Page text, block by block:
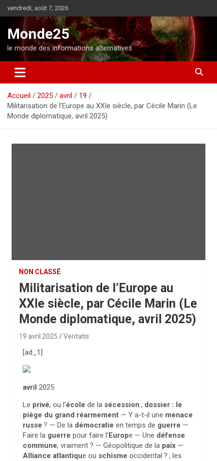
l
o
n
vendredi, août 7, 2026
Monde25
le monde des informations alternatives
Accueil 2025 avril
19
Militarisation de l’Europe au XXIe siècle, par Cécile Marin (Le
Monde diplomatique, avril 2025)
NON CLASSÉ
Militarisation de l’Europe au
XXIe siècle, par Cécile Marin (Le
Monde diplomatique, avril 2025)
19 avril 2025 Veritatis
[ad_1]
avril 2025
Le privé, ou l’école de la sécession ; dossier : le
piège du grand réarmement — Y a-t-il une menace
russe ? — De la démocratie en temps de guerre —
Faire la guerre pour faire l’Europe — Une défense
commune, vraiment? — Géopolitique de la paix —
Alliance atlantique ou schisme occidental ? ; les